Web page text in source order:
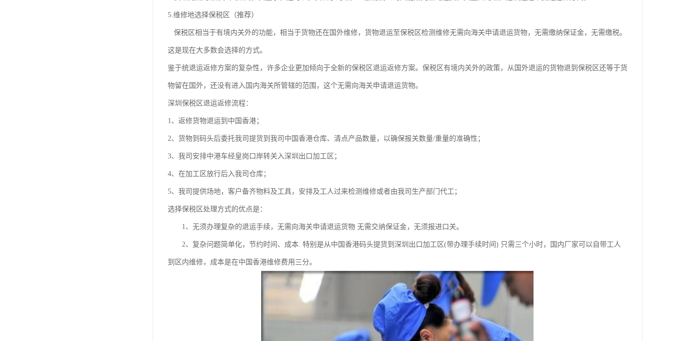
5.维修地选择保税区（推荐）
保税区相当于有境内关外的功能，相当于货物还在国外维修，货物退运至保税区检测维修无需向海关申请退运货物，无需缴纳保证金，无需缴税。
这是现在大多数会选择的方式。
鉴于统退运返修方案的复杂性，许多企业更加倾向于全新的保税区退运返修方案。保税区有境内关外的政策，从国外退运的货物退到保税区还等于货
物留在国外，还没有进入国内海关所管辖的范围，这个无需向海关申请退运货物。
深圳保税区退运返修流程：
1、返修货物退运到中国香港；
2、货物到码头后委托我司提货到我司中国香港仓库、清点产品数量，以确保报关数量/重量的准确性；
3、我司安排中港车经皇岗口岸转关入深圳出口加工区；
4、在加工区放行后入我司仓库；
5、我司提供场地，客户备齐物料及工具，安排及工人过来检测维修或者由我司生产部门代工；
选择保税区处理方式的优点是：
1、无须办理复杂的退运手续，无需向海关申请退运货物 无需交纳保证金，无须报进口关。
2、复杂问题简单化，节约时间、成本. 特别是从中国香港码头提货到深圳出口加工区(带办理手续时间) 只需三个小时，国内厂家可以自带工人
到区内维修，成本是在中国香港维修费用三分。